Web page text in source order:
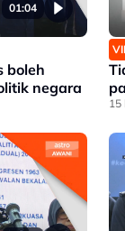
01:04
boleh
negara
15